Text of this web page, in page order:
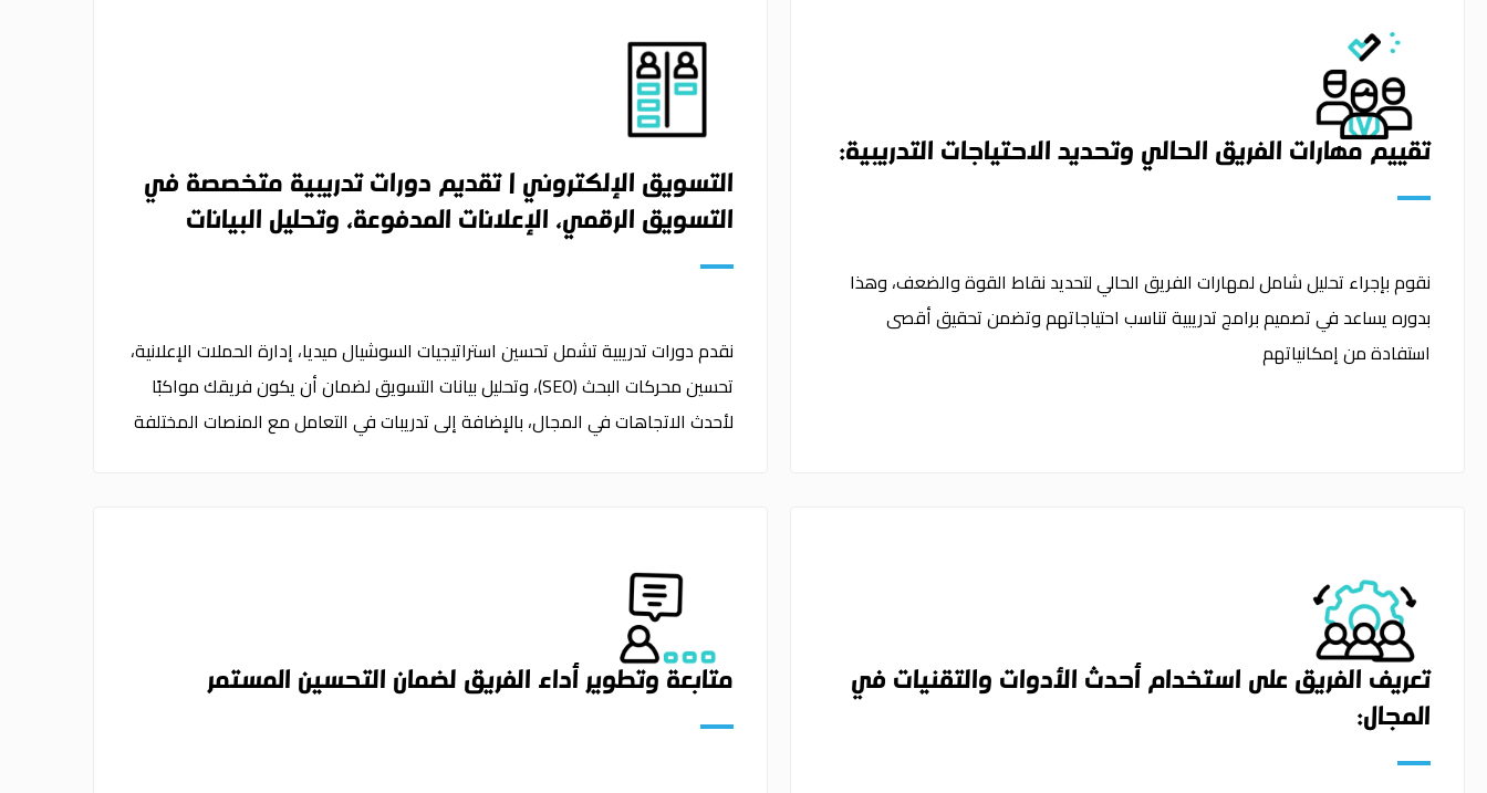
تقييم مهارات الفريق الحالي وتحديد الاحتياجات التدريبية:
نقوم بإجراء تحليل شامل لمهارات الفريق الحالي لتحديد نقاط القوة والضعف، وهذا
بدوره يساعد في تصميم برامج تدريبية تناسب احتياجاتهم وتضمن تحقيق أقصى
استفادة من إمكانياتهم
التسويق الإلكتروني | تقديم دورات تدريبية متخصصة في
التسويق الرقمي، الإعلانات المدفوعة، وتحليل البيانات
نقدم دورات تدريبية تشمل تحسين استراتيجيات السوشيال ميديا، إدارة الحملات الإعلانية،
تحسين محركات البحث (SEO)، وتحليل بيانات التسويق لضمان أن يكون فريقك مواكبًا
لأحدث الاتجاهات في المجال، بالإضافة إلى تدريبات في التعامل مع المنصات المختلفة
تعريف الفريق على استخدام أحدث الأدوات والتقنيات في
المجال:
متابعة وتطوير أداء الفريق لضمان التحسين المستمر